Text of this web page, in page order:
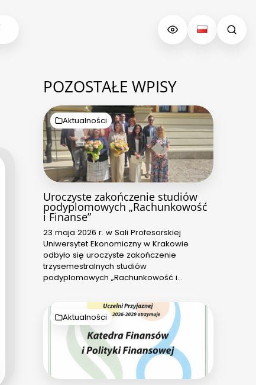
POZOSTAŁE WPISY
Uroczyste zakończenie studiów
podyplomowych „Rachunkowość
i Finanse”
23 maja 2026 r. w Sali Profesorskiej
Uniwersytet Ekonomiczny w Krakowie
odbyło się uroczyste zakończenie
trzysemestralnych studiów
podyplomowych „Rachunkowość i…
Aktualności
Aktualności